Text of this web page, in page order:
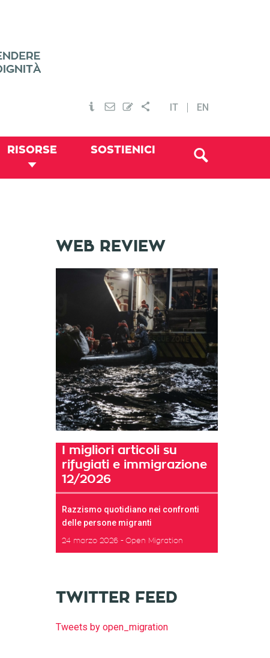
IT EN
RISORSE SOSTIENICI
WEB REVIEW
I migliori articoli su
rifugiati e immigrazione
12/2026
Razzismo quotidiano nei confronti
delle persone migranti
24 marzo 2026 Open Migration
TWITTER FEED
Tweets by open_migration